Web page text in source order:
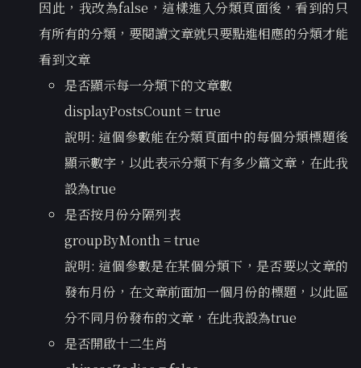
因此，我改為false，這樣進入分類頁面後，看到的只
有所有的分類，要閱讀文章就只要點進相應的分類才能
看到文章
是否顯示每一分類下的文章數
displayPostsCount = true
說明: 這個參數能在分類頁面中的每個分類標題後
顯示數字，以此表示分類下有多少篇文章，在此我
設為true
是否按月份分隔列表
groupByMonth = true
說明: 這個參數是在某個分類下，是否要以文章的
發布月份，在文章前面加一個月份的標題，以此區
分不同月份發布的文章，在此我設為true
是否開啟十二生肖